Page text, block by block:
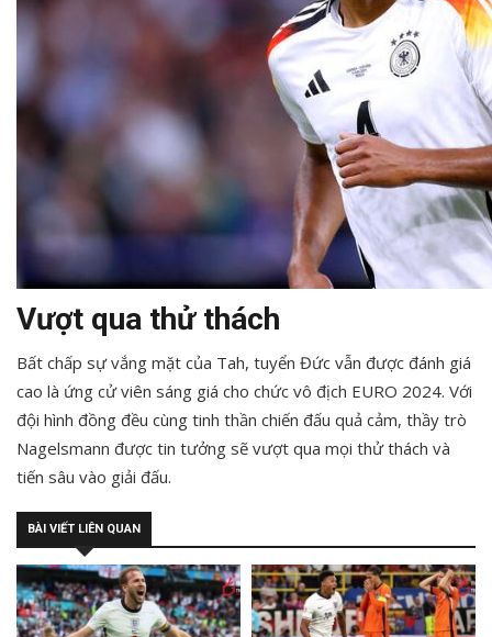
Vượt qua thử thách
Bất chấp sự vắng mặt của Tah, tuyển Đức vẫn được đánh giá
cao là ứng cử viên sáng giá cho chức vô địch EURO 2024. Với
đội hình đồng đều cùng tinh thần chiến đấu quả cảm, thầy trò
Nagelsmann được tin tưởng sẽ vượt qua mọi thử thách và
tiến sâu vào giải đấu.
BÀI VIẾT LIÊN QUAN